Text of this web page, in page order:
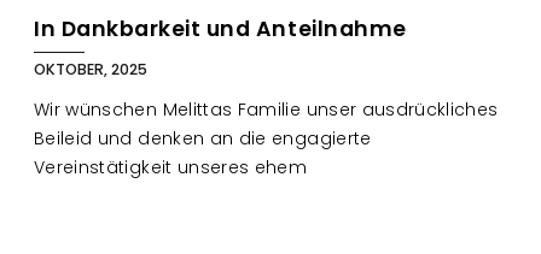
In Dankbarkeit und Anteilnahme
OKTOBER, 2025
Wir wünschen Melittas Familie unser ausdrückliches
Beileid und denken an die engagierte
Vereinstätigkeit unseres ehem